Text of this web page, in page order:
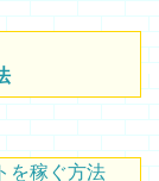
を稼ぐ方法